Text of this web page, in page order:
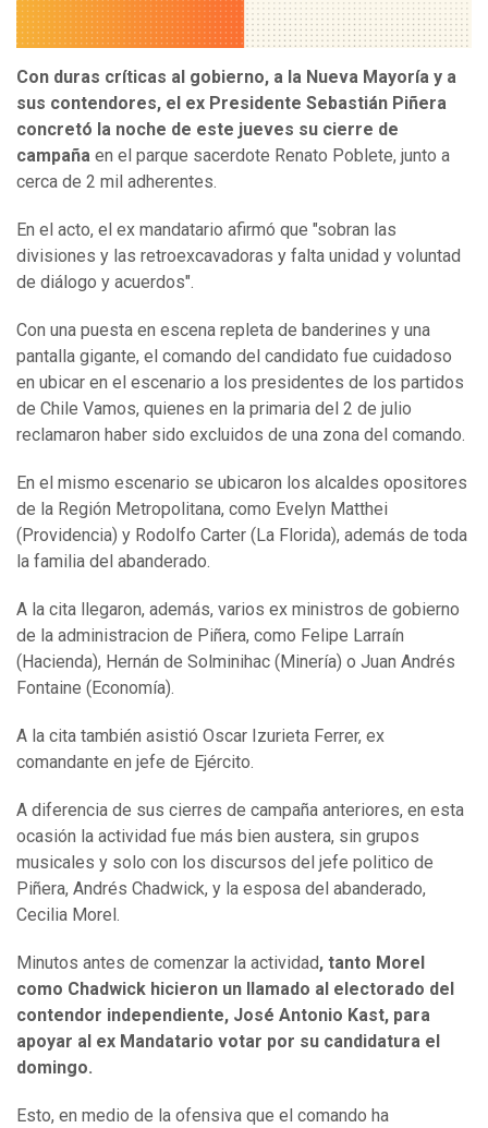
Con duras críticas al gobierno, a la Nueva Mayoría y a
sus contendores, el ex Presidente Sebastián Piñera
concretó la noche de este jueves su cierre de
campaña en el parque sacerdote Renato Poblete, junto a
cerca de 2 mil adherentes.
En el acto, el ex mandatario afirmó que "sobran las
divisiones y las retroexcavadoras y falta unidad y voluntad
de diálogo y acuerdos".
Con una puesta en escena repleta de banderines y una
pantalla gigante, el comando del candidato fue cuidadoso
en ubicar en el escenario a los presidentes de los partidos
de Chile Vamos, quienes en la primaria del 2 de julio
reclamaron haber sido excluidos de una zona del comando.
En el mismo escenario se ubicaron los alcaldes opositores
de la Región Metropolitana, como Evelyn Matthei
(Providencia) y Rodolfo Carter (La Florida), además de toda
la familia del abanderado.
A la cita llegaron, además, varios ex ministros de gobierno
de la administracion de Piñera, como Felipe Larraín
(Hacienda), Hernán de Solminihac (Minería) o Juan Andrés
Fontaine (Economía).
A la cita también asistió Oscar Izurieta Ferrer, ex
comandante en jefe de Ejército.
A diferencia de sus cierres de campaña anteriores, en esta
ocasión la actividad fue más bien austera, sin grupos
musicales y solo con los discursos del jefe politico de
Piñera, Andrés Chadwick, y la esposa del abanderado,
Cecilia Morel.
Minutos antes de comenzar la actividad, tanto Morel
como Chadwick hicieron un llamado al electorado del
contendor independiente, José Antonio Kast, para
apoyar al ex Mandatario votar por su candidatura el
domingo.
Esto, en medio de la ofensiva que el comando ha